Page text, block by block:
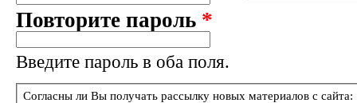
Повторите пароль *
Введите пароль в оба поля.
Согласны ли Вы получать рассылку новых материалов с сайта: